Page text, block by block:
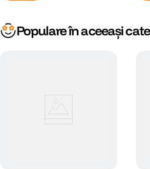
dedicata
producator
https://
Populare în aceeași